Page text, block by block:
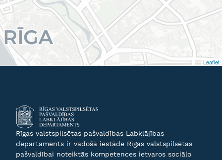
Leaflet
Rīgas valstspilsētas pašvaldības Labklājības
departaments ir vadošā iestāde Rīgas valstspilsētas
pašvaldībai noteiktās kompetences ietvaros sociālo